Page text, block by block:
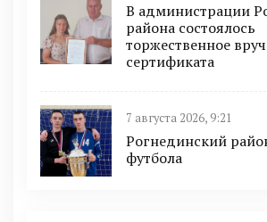
В администрации
района состоялось
торжественное
сертификата
7 августа 2026, 9:21
Рогнединский
футбола